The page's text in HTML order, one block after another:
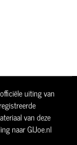
uiting van
van deze
naar GIJoe.nl